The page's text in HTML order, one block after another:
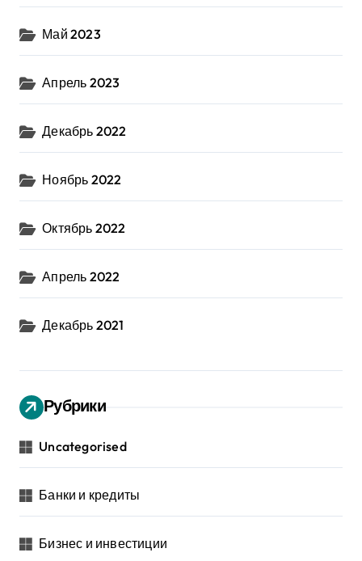
Май 2023
Апрель 2023
Декабрь 2022
Ноябрь 2022
Октябрь 2022
Апрель 2022
Декабрь 2021
Рубрики
Uncategorised
Банки и кредиты
Бизнес и инвестиции